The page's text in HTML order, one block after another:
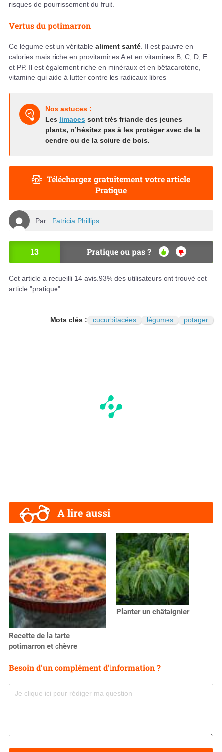
risques de pourrissement du fruit.
Vertus du potimarron
Ce légume est un véritable aliment santé . Il est pauvre en
calories mais riche en provitamines A et en vitamines B, C, D, E
et PP. Il est également riche en minéraux et en bêtacarotène,
vitamine qui aide à lutter contre les radicaux libres.
Nos astuces :
Les limaces sont très friande des jeunes
plants, n’hésitez pas à les protéger avec de la
cendreou de la sciure de bois.
Téléchargez gratuitement votre article
Pratique
Par : Patricia Phillips
13 Pratique ou pas ?
OU
NO
N
Cet article a recueilli 14 avis. 93% des utilisateurs ont trouvé cet
article "pratique".
Mots clés : cucurbitacées légumes potager
A lire aussi
Recette de la tarte
potimarron et chèvre
Planter un châtaignier
Besoin d'un complément d'information ?